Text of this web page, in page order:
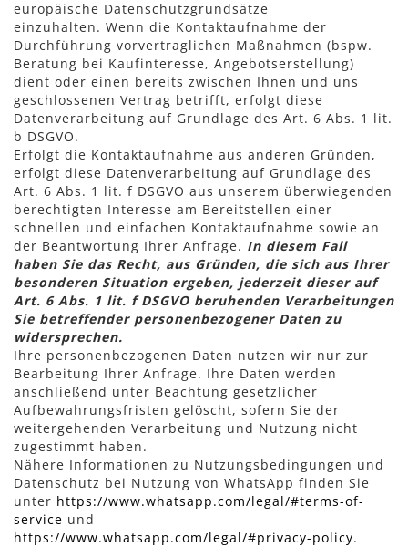
europäische Datenschutzgrundsätze
einzuhalten. Wenn die Kontaktaufnahme der
Durchführung vorvertraglichen Maßnahmen (bspw.
Beratung bei Kaufinteresse, Angebotserstellung)
dient oder einen bereits zwischen Ihnen und uns
geschlossenen Vertrag betrifft, erfolgt diese
Datenverarbeitung auf Grundlage des Art. 6 Abs. 1 lit.
b DSGVO.
Erfolgt die Kontaktaufnahme aus anderen Gründen,
erfolgt diese Datenverarbeitung auf Grundlage des
Art. 6 Abs. 1 lit. f DSGVO aus unserem überwiegenden
berechtigten Interesse am Bereitstellen einer
schnellen und einfachen Kontaktaufnahme sowie an
der Beantwortung Ihrer Anfrage. In diesem Fall
haben Sie das Recht, aus Gründen, die sich aus Ihrer
besonderen Situation ergeben, jederzeit dieser auf
Art. 6 Abs. 1 lit. f DSGVO beruhenden Verarbeitungen
Sie betreffender personenbezogener Daten zu
widersprechen.
Ihre personenbezogenen Daten nutzen wir nur zur
Bearbeitung Ihrer Anfrage. Ihre Daten werden
anschließend unter Beachtung gesetzlicher
Aufbewahrungsfristen gelöscht, sofern Sie der
weitergehenden Verarbeitung und Nutzung nicht
zugestimmt haben.
Nähere Informationen zu Nutzungsbedingungen und
Datenschutz bei Nutzung von WhatsApp finden Sie
unter https://www.whatsapp.com/legal/#terms-of-
service und
https://www.whatsapp.com/legal/#privacy-policy.